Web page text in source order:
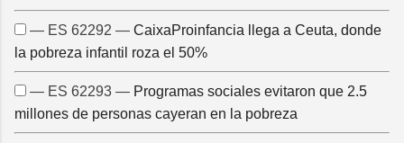
— ES 62292 — CaixaProinfancia llega a Ceuta, donde
la pobreza infantil roza el 50%
— ES 62293 — Programas sociales evitaron que 2.5
millones de personas cayeran en la pobreza